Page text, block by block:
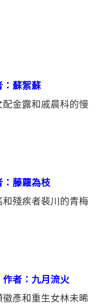
：蘇絮蘇
配金露和戚晨科的慢
：藤蘿為枝
和殘疾者裴川的青梅
者：九月流火
徽彥和重生女林未晞